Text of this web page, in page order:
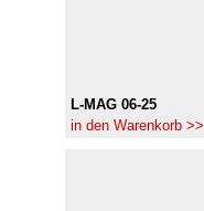
L-MAG 06-25
in den Warenkorb >>